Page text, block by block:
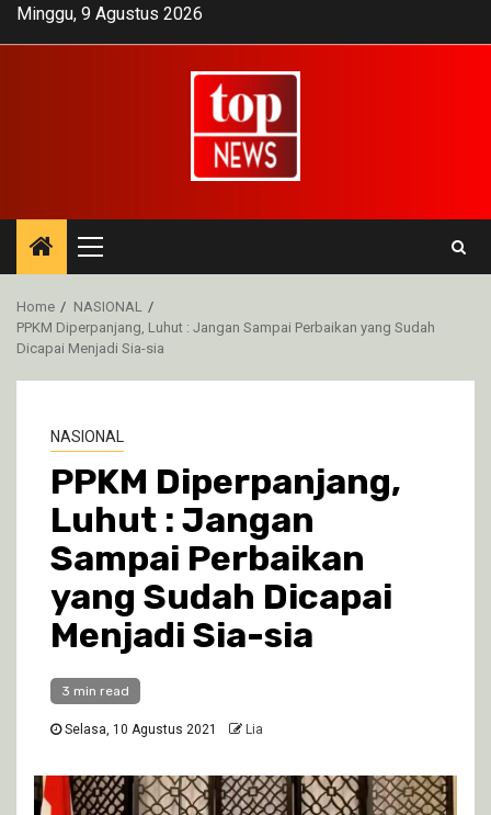
SkipMinggu, 9 Agustus 2026
Primary
Menu
Home
NASIONAL
PPKM Diperpanjang, Luhut : Jangan Sampai Perbaikan yang Sudah
Dicapai Menjadi Sia-sia
NASIONAL
PPKM Diperpanjang,
Luhut : Jangan
Sampai Perbaikan
yang Sudah Dicapai
Menjadi Sia-sia
3 min read
Selasa, 10 Agustus 2021 Lia